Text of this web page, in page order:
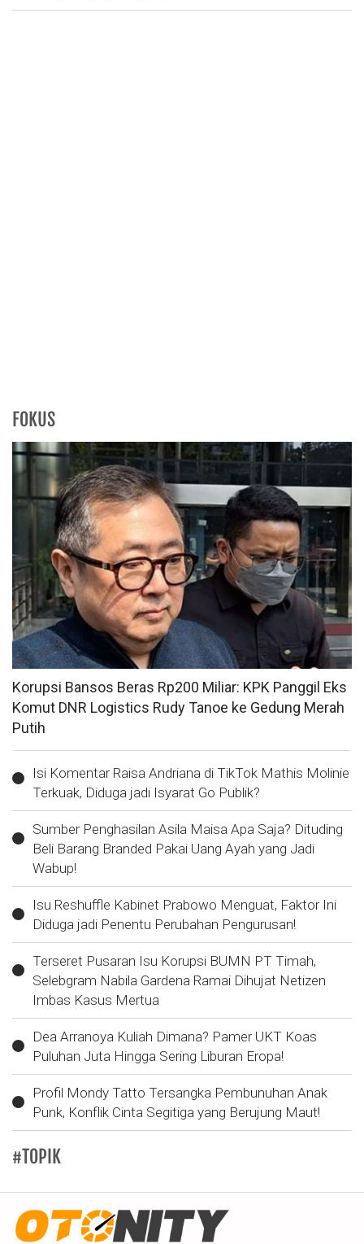
FOKUS
Korupsi Bansos Beras Rp200 Miliar: KPK Panggil Eks
Komut DNR Logistics Rudy Tanoe ke Gedung Merah
Putih
Isi Komentar Raisa Andriana di TikTok Mathis Molinie
Terkuak, Diduga jadi Isyarat Go Publik?
Sumber Penghasilan Asila Maisa Apa Saja? Dituding
Beli Barang Branded Pakai Uang Ayah yang Jadi
Wabup!
Isu Reshuffle Kabinet Prabowo Menguat, Faktor Ini
Diduga jadi Penentu Perubahan Pengurusan!
Terseret Pusaran Isu Korupsi BUMN PT Timah,
Selebgram Nabila Gardena Ramai Dihujat Netizen
Imbas Kasus Mertua
Dea Arranoya Kuliah Dimana? Pamer UKT Koas
Puluhan Juta Hingga Sering Liburan Eropa!
Profil Mondy Tatto Tersangka Pembunuhan Anak
Punk, Konflik Cinta Segitiga yang Berujung Maut!
#TOPIK